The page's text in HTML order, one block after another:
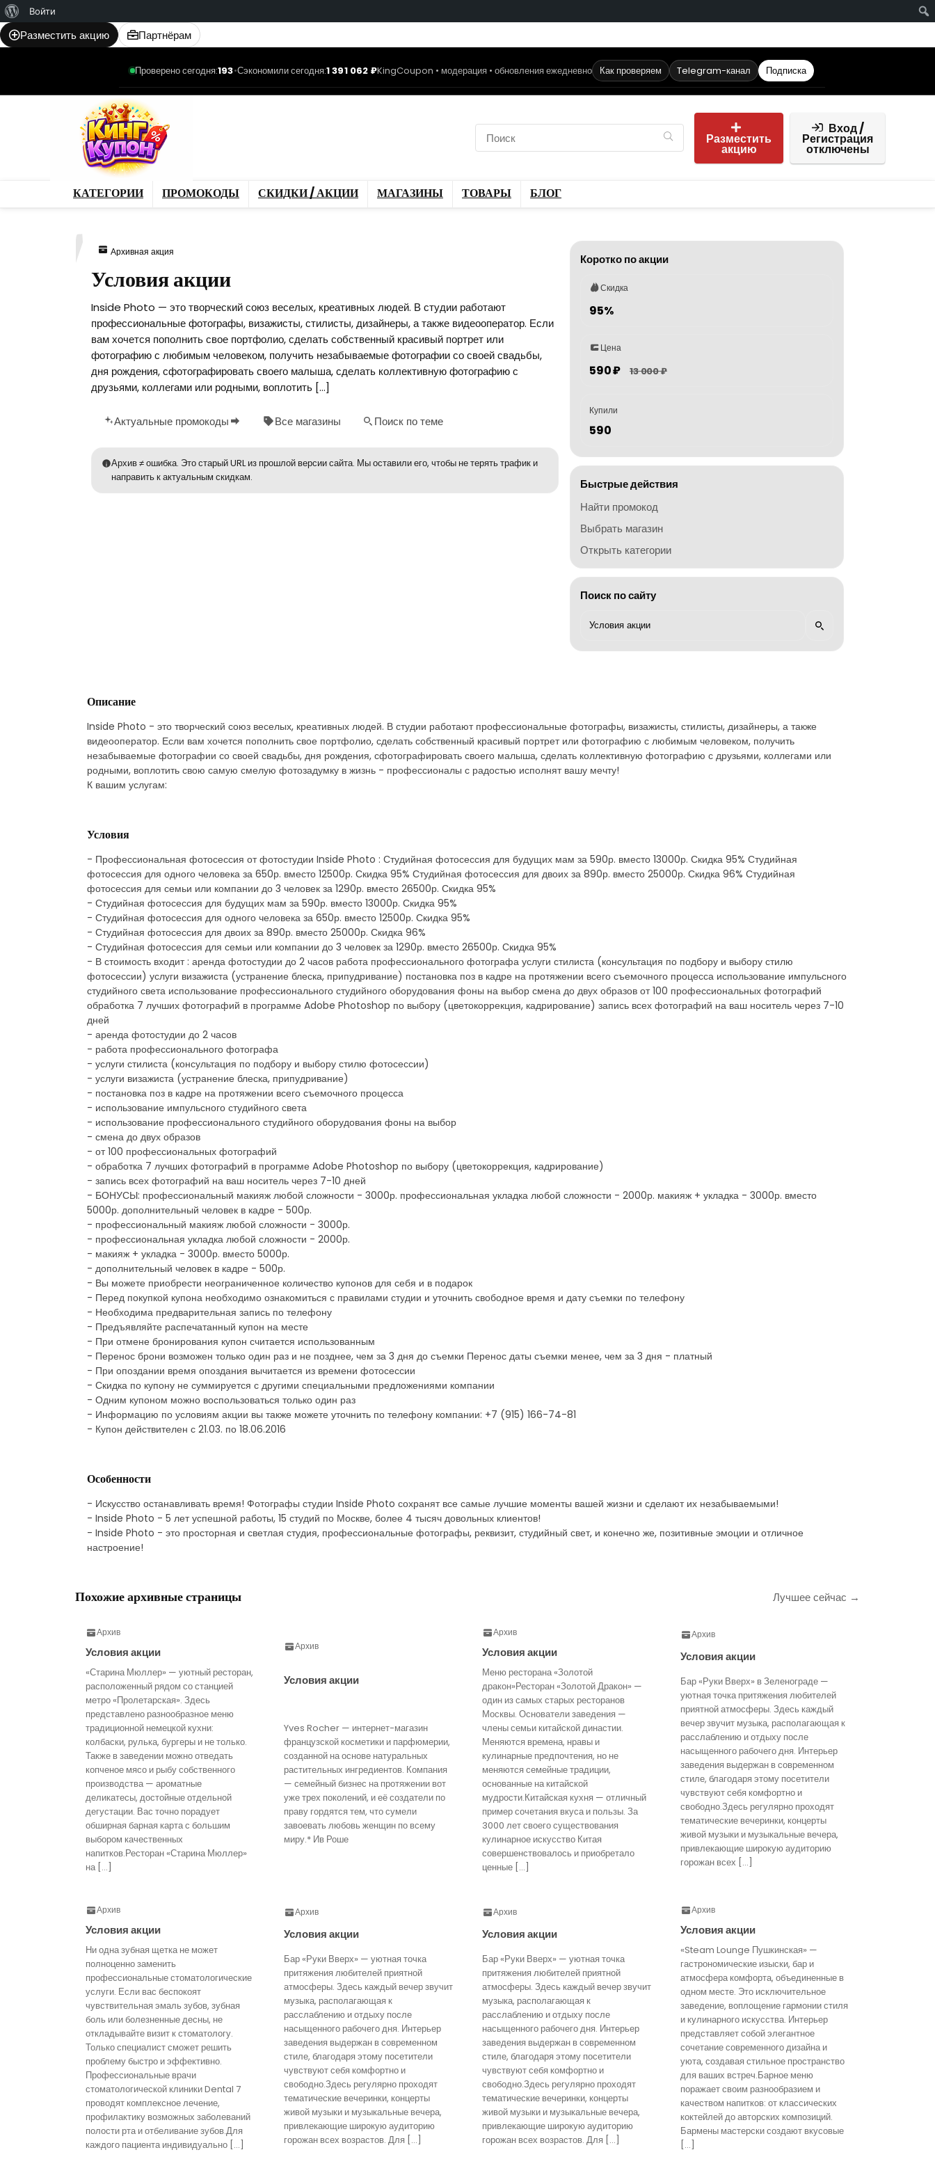
WordPress
Войти
Разместить акцию Партнёрам
Проверено сегодня:193•Сэкономили сегодня:1 391 062 ₽KingCoupon • модерация • обновления ежедневно Как проверяем Telegram-канал Подписка
Разместить
акцию
Вход /
Регистрация
отключены
КАТЕГОРИИ ПРОМОКОДЫ СКИДКИ / АКЦИИ МАГАЗИНЫ ТОВАРЫ БЛОГ
Архивная акция
Условия акции
Inside Photo — это творческий союз веселых, креативных людей. В студии работают
профессиональные фотографы, визажисты, стилисты, дизайнеры, а также видеооператор. Если
вам хочется пополнить свое портфолио, сделать собственный красивый портрет или
фотографию с любимым человеком, получить незабываемые фотографии со своей свадьбы,
дня рождения, сфотографировать своего малыша, сделать коллективную фотографию с
друзьями, коллегами или родными, воплотить […]
Актуальные промокоды Все магазины Поиск по теме
Архив ≠ ошибка. Это старый URL из прошлой версии сайта. Мы оставили его, чтобы не терять трафик и
направить к актуальным скидкам.
Коротко по акции
Скидка
95%
Цена
590 ₽ 13 000 ₽
Купили
590
Быстрые действия
Найти промокод
Выбрать магазин
Открыть категории
Поиск по сайту
Описание
Inside Photo - это творческий союз веселых, креативных людей. В студии работают профессиональные фотографы, визажисты, стилисты, дизайнеры, а также
видеооператор. Если вам хочется пополнить свое портфолио, сделать собственный красивый портрет или фотографию с любимым человеком, получить
незабываемые фотографии со своей свадьбы, дня рождения, сфотографировать своего малыша, сделать коллективную фотографию с друзьями, коллегами или
родными, воплотить свою самую смелую фотозадумку в жизнь - профессионалы с радостью исполнят вашу мечту!
К вашим услугам:
Условия
- Профессиональная фотосессия от фотостудии Inside Photo : Студийная фотосессия для будущих мам за 590р. вместо 13000р. Скидка 95% Студийная
фотосессия для одного человека за 650р. вместо 12500р. Скидка 95% Студийная фотосессия для двоих за 890р. вместо 25000р. Скидка 96% Студийная
фотосессия для семьи или компании до 3 человек за 1290р. вместо 26500р. Скидка 95%
- Студийная фотосессия для будущих мам за 590р. вместо 13000р. Скидка 95%
- Студийная фотосессия для одного человека за 650р. вместо 12500р. Скидка 95%
- Студийная фотосессия для двоих за 890р. вместо 25000р. Скидка 96%
- Студийная фотосессия для семьи или компании до 3 человек за 1290р. вместо 26500р. Скидка 95%
- В стоимость входит : аренда фотостудии до 2 часов работа профессионального фотографа услуги стилиста (консультация по подбору и выбору стилю
фотосессии) услуги визажиста (устранение блеска, припудривание) постановка поз в кадре на протяжении всего съемочного процесса использование импульсного
студийного света использование профессионального студийного оборудования фоны на выбор смена до двух образов от 100 профессиональных фотографий
обработка 7 лучших фотографий в программе Adobe Photoshop по выбору (цветокоррекция, кадрирование) запись всех фотографий на ваш носитель через 7-10
дней
- аренда фотостудии до 2 часов
- работа профессионального фотографа
- услуги стилиста (консультация по подбору и выбору стилю фотосессии)
- услуги визажиста (устранение блеска, припудривание)
- постановка поз в кадре на протяжении всего съемочного процесса
- использование импульсного студийного света
- использование профессионального студийного оборудования фоны на выбор
- смена до двух образов
- от 100 профессиональных фотографий
- обработка 7 лучших фотографий в программе Adobe Photoshop по выбору (цветокоррекция, кадрирование)
- запись всех фотографий на ваш носитель через 7-10 дней
- БОНУСЫ: профессиональный макияж любой сложности - 3000р. профессиональная укладка любой сложности - 2000р. макияж + укладка - 3000р. вместо
5000р. дополнительный человек в кадре - 500р.
- профессиональный макияж любой сложности - 3000р.
- профессиональная укладка любой сложности - 2000р.
- макияж + укладка - 3000р. вместо 5000р.
- дополнительный человек в кадре - 500р.
- Вы можете приобрести неограниченное количество купонов для себя и в подарок
- Перед покупкой купона необходимо ознакомиться с правилами студии и уточнить свободное время и дату съемки по телефону
- Необходима предварительная запись по телефону
- Предъявляйте распечатанный купон на месте
- При отмене бронирования купон считается использованным
- Перенос брони возможен только один раз и не позднее, чем за 3 дня до съемки Перенос даты съемки менее, чем за 3 дня - платный
- При опоздании время опоздания вычитается из времени фотосессии
- Скидка по купону не суммируется с другими специальными предложениями компании
- Одним купоном можно воспользоваться только один раз
- Информацию по условиям акции вы также можете уточнить по телефону компании: +7 (915) 166-74-81
- Купон действителен с 21.03. по 18.06.2016
Особенности
- Искусство останавливать время! Фотографы студии Inside Photo сохранят все самые лучшие моменты вашей жизни и сделают их незабываемыми!
- Inside Photo - 5 лет успешной работы, 15 студий по Москве, более 4 тысяч довольных клиентов!
- Inside Photo - это просторная и светлая студия, профессиональные фотографы, реквизит, студийный свет, и конечно же, позитивные эмоции и отличное
настроение!
Похожие архивные страницы Лучшее сейчас →
Архив
Условия акции
«Старина Мюллер» — уютный ресторан,
расположенный рядом со станцией
метро «Пролетарская». Здесь
представлено разнообразное меню
традиционной немецкой кухни:
колбаски, рулька, бургеры и не только.
Также в заведении можно отведать
копченое мясо и рыбу собственного
производства — ароматные
деликатесы, достойные отдельной
дегустации. Вас точно порадует
обширная барная карта с большим
выбором качественных
напитков.Ресторан «Старина Мюллер»
на […]
Архив
Условия акции
Yves Rocher — интернет-магазин
французской косметики и парфюмерии,
созданной на основе натуральных
растительных ингредиентов. Компания
— семейный бизнес на протяжении вот
уже трех поколений, и её создатели по
праву гордятся тем, что сумели
завоевать любовь женщин по всему
миру.* Ив Роше
Архив
Условия акции
Меню ресторана «Золотой
дракон»Ресторан «Золотой Дракон» —
один из самых старых ресторанов
Москвы. Основатели заведения —
члены семьи китайской династии.
Меняются времена, нравы и
кулинарные предпочтения, но не
меняются семейные традиции,
основанные на китайской
мудрости.Китайская кухня — отличный
пример сочетания вкуса и пользы. За
3000 лет своего существования
кулинарное искусство Китая
совершенствовалось и приобретало
ценные […]
Архив
Условия акции
Бар «Руки Вверх» в Зеленограде —
уютная точка притяжения любителей
приятной атмосферы. Здесь каждый
вечер звучит музыка, располагающая к
расслаблению и отдыху после
насыщенного рабочего дня. Интерьер
заведения выдержан в современном
стиле, благодаря этому посетители
чувствуют себя комфортно и
свободно.Здесь регулярно проходят
тематические вечеринки, концерты
живой музыки и музыкальные вечера,
привлекающие широкую аудиторию
горожан всех […]
Архив
Условия акции
Ни одна зубная щетка не может
полноценно заменить
профессиональные стоматологические
услуги. Если вас беспокоят
чувствительная эмаль зубов, зубная
боль или болезненные десны, не
откладывайте визит к стоматологу.
Только специалист сможет решить
проблему быстро и эффективно.
Профессиональные врачи
стоматологической клиники Dental 7
проводят комплексное лечение,
профилактику возможных заболеваний
полости рта и отбеливание зубов.Для
каждого пациента индивидуально […]
Архив
Условия акции
Бар «Руки Вверх» — уютная точка
притяжения любителей приятной
атмосферы. Здесь каждый вечер звучит
музыка, располагающая к
расслаблению и отдыху после
насыщенного рабочего дня. Интерьер
заведения выдержан в современном
стиле, благодаря этому посетители
чувствуют себя комфортно и
свободно.Здесь регулярно проходят
тематические вечеринки, концерты
живой музыки и музыкальные вечера,
привлекающие широкую аудиторию
горожан всех возрастов. Для […]
Архив
Условия акции
Бар «Руки Вверх» — уютная точка
притяжения любителей приятной
атмосферы. Здесь каждый вечер звучит
музыка, располагающая к
расслаблению и отдыху после
насыщенного рабочего дня. Интерьер
заведения выдержан в современном
стиле, благодаря этому посетители
чувствуют себя комфортно и
свободно.Здесь регулярно проходят
тематические вечеринки, концерты
живой музыки и музыкальные вечера,
привлекающие широкую аудиторию
горожан всех возрастов. Для […]
Архив
Условия акции
«Steam Lounge Пушкинская» —
гастрономические изыски, бар и
атмосфера комфорта, объединенные в
одном месте. Это исключительное
заведение, воплощение гармонии стиля
и кулинарного искусства. Интерьер
представляет собой элегантное
сочетание современного дизайна и
уюта, создавая стильное пространство
для ваших встреч.Барное меню
поражает своим разнообразием и
качеством напитков: от классических
коктейлей до авторских композиций.
Бармены мастерски создают вкусовые
[…]